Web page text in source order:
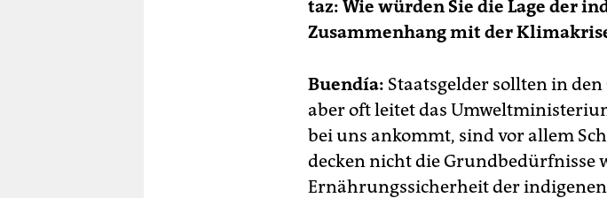
taz: Wie würden Sie die Lage der
Zusammenhang mit der
Buendía: Staatsgelder sollten in
aber oft leitet das
bei uns ankommt, sind vor allem
decken nicht die Grundbedürfnisse
Ernährungssicherheit der indigenen